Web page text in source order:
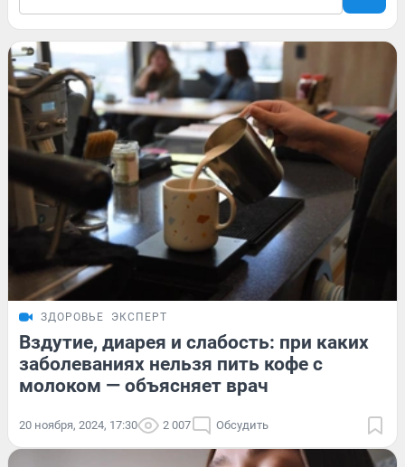
ЗДОРОВЬЕ ЭКСПЕРТ
Вздутие, диарея и слабость: при каких
заболеваниях нельзя пить кофе с
молоком — объясняет врач
20 ноября, 2024, 17:30 2 007 Обсудить